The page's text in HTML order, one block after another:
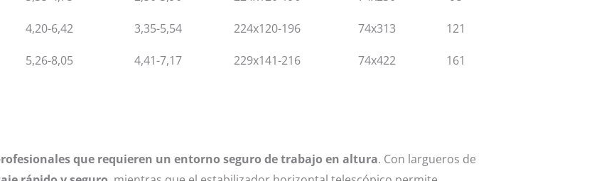
4,20-6,42 3,35-5,54 224x120-196 74x313 121
5,26-8,05 4,41-7,17 229x141-216 74x422 161
que requieren un entorno seguro de trabajo en altura. Con largueros de